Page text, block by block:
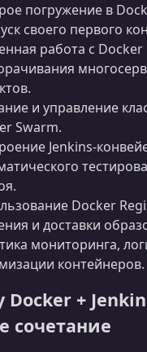
погружение в
своего первого
работа с Docker
и управление
Swarm.
Docker
и доставки
мониторинга,
контейнеров.
Docker +
сочетание